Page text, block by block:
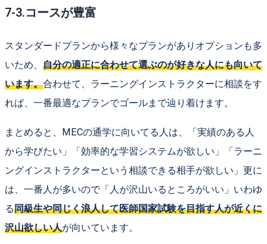
7-3.コースが豊富
スタンダードプランから様々なプランがありオプションも多
いため、 自分の適正に合わせて選ぶのが好きな人にも向いて
います。合わせて、ラーニングインストラクターに相談をす
れば、一番最適なプランでゴールまで辿り着けます。
まとめると、MECの通学に向いてる人は、「実績のある人
から学びたい」「効率的な学習システムが欲しい」「ラーニ
ングインストラクターという相談できる相手が欲しい」更に
は、一番人が多いので「人が沢山いるところがいい」いわゆ
る同級生や同じく浪人して医師国家試験を目指す人が近くに
沢山欲しい人が向いています。